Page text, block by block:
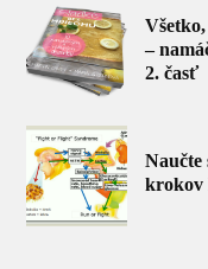
–
2. časť
Naučte
krokov